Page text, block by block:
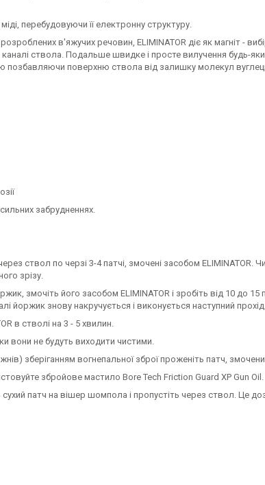
перебудовуючи її електронну структуру.
в'яжучих речовин, ELIMINATOR діє як магніт -
ствола. Подальше швидке і просте вилучення будь-
позбавляючи поверхню ствола від залишку молекул
забрудненнях.
ствол по черзі 3-4 патчі, змочені засобом ELIMINATOR.
зрізу.
змочіть його засобом ELIMINATOR і зробіть від 10 до
йоржик знову накручується і виконується наступний
в стволі на 3 - 5 хвилин.
вони не будуть виходити чистими.
зберіганням вогнепальної зброї проженіть патч,
збройове мастило Bore Tech Friction Guard XP Gun Oil.
патч на вішер шомпола і пропустіть через ствол. Це